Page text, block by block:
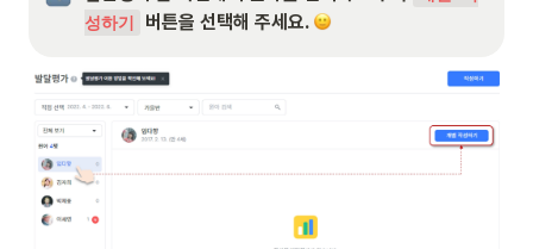
성하기
버튼을 선택해 주세요.